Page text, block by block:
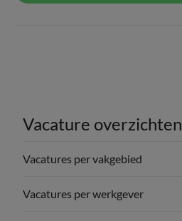
Vacature overzichten
Vacatures per vakgebied
Vacatures per werkgever